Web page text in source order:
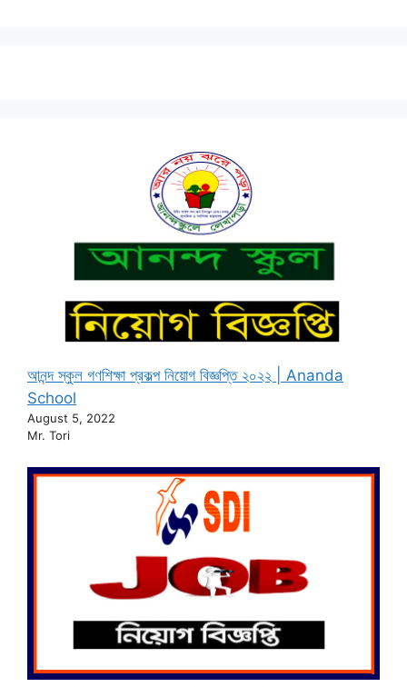
আনন্দ স্কুল গণশিক্ষা প্রকল্প নিয়োগ বিজ্ঞপ্তি ২০২২ | Ananda
School
August 5, 2022
Mr. Tori